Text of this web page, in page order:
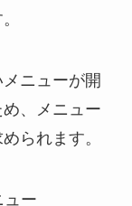
ニューが開
、メニュー
られます。